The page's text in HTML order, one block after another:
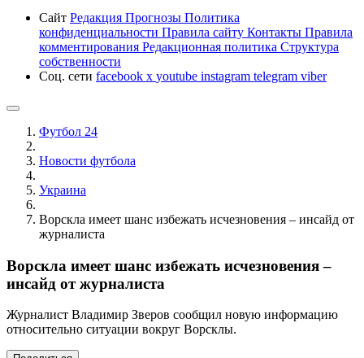
Сайт Редакция Прогнозы Политика
конфиденциальности Правила сайту Контакты Правила
комментирования Редакционная политика Структура
собственности
Соц. сети facebook x youtube instagram telegram viber
Футбол 24
Новости футбола
Украина
Ворскла имеет шанс избежать исчезновения – инсайд от
журналиста
Ворскла имеет шанс избежать исчезновения –
инсайд от журналиста
Журналист Владимир Зверов сообщил новую информацию
относительно ситуации вокруг Ворсклы.